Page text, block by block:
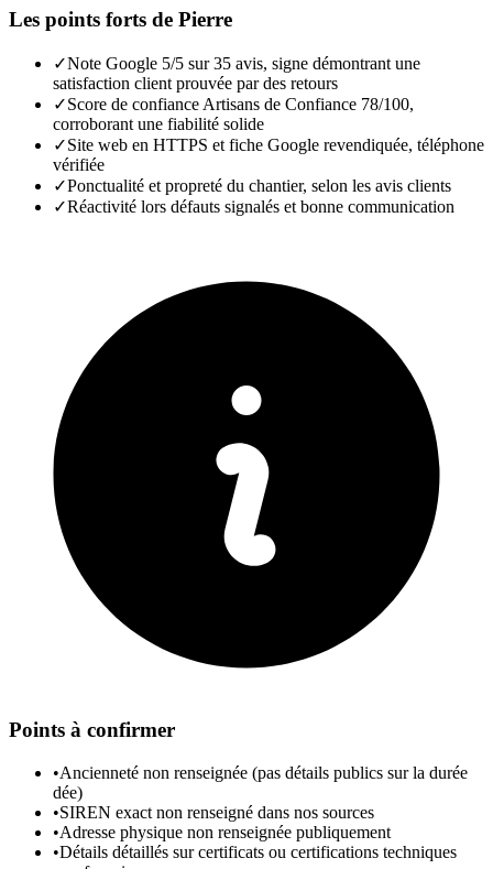
Les points forts de Pierre
✓Note Google 5/5 sur 35 avis, signe démontrant une
satisfaction client prouvée par des retours
✓Score de confiance Artisans de Confiance 78/100,
corroborant une fiabilité solide
✓Site web en HTTPS et fiche Google revendiquée, téléphone
vérifiée
✓Ponctualité et propreté du chantier, selon les avis clients
✓Réactivité lors défauts signalés et bonne communication
Points à confirmer
•Ancienneté non renseignée (pas détails publics sur la durée
dée)
•SIREN exact non renseigné dans nos sources
•Adresse physique non renseignée publiquement
•Détails détaillés sur certificats ou certifications techniques